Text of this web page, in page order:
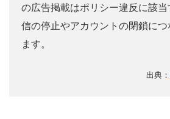
の広告掲載はポリシー違反に該
信の停止やアカウントの閉鎖につ
ます。
出典：